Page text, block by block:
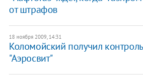
от штрафов
18 ноября 2009, 14:31
Коломойский получил
"Аэросвит"